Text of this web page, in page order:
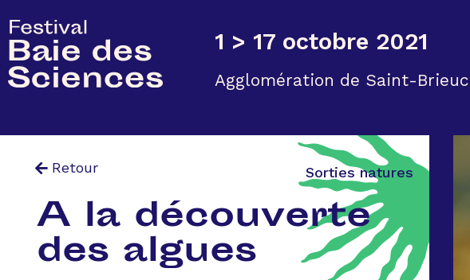
1 > 17 octobre 2021
Agglomération de Saint-Brieuc
Retour Sorties natures
A la découverte
des algues